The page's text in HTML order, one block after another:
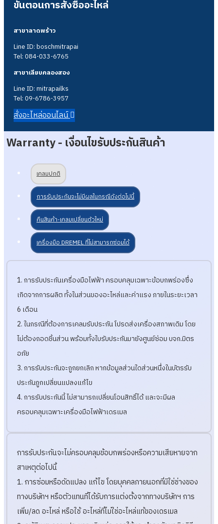
ขั้นตอนการสั่งซื้ออะไหล่
สาขาลาดพร้าว
Line ID: boschmitrapai
Tel: 084-033-6765
สาขาเลียบคลองสอง
Line ID: mitrapailks
Tel: 09-6786-3957
สั่งอะไหล่ออนไลน์
Warranty - เงื่อนไขรับประกันสินค้า
เคลมปกติ
การรับประกันจะไม่มีผลในกรณีดังต่อไปนี้
คืนสินค้า-เคลมเปลี่ยนตัวใหม่
เครื่องมือ DREMEL ที่ไม่สามารถซ่อมได้
1. การรับประกันเครื่องมือไฟฟ้า ครอบคลุมเฉพาะข้อบกพร่องซึ่ง
เกิดจากการผลิต ทั้งในส่วนของอะไหล่และค่าแรง ภายในระยะเวลา
6 เดือน
2. ในกรณีที่ต้องการเคลมรับประกัน โปรดส่งเครื่องสภาพเดิม โดย
ไม่ต้องถอดชิ้นส่วน พร้อมทั้งใบรับประกันมายังศูนย์ซ่อม บจก.มิตร
อภัย
3. การรับประกันจะถูกยกเลิก หากข้อมูลส่วนใดส่วนหนึ่งในบัตรรับ
ประกันถูกเปลี่ยนแปลงแก้ไข
4. การรับประกันนี้ ไม่สามารถเปลี่ยนโอนสิทธิ์ได้ และจะมีผล
ครอบคลุมเฉพาะเครื่องมือไฟฟ้าเดรเมล
การรับประกันจะไม่ครอบคลุมข้อบกพร่องหรือความเสียหายจาก
สาเหตุต่อไปนี้
1. การซ่อมหรือดัดแปลง แก้ไข โดยบุคคลภายนอกที่มิใช่ช่างของ
ทางบริษัทฯ หรือตัวแทนที่ได้รับการแต่งตั้งจากทางบริษัทฯ การ
เพิ่ม/ลด อะไหล่ หรือใช้ อะไหล่ที่ไม่ใช่อะไหล่แท้ของเดรเมล